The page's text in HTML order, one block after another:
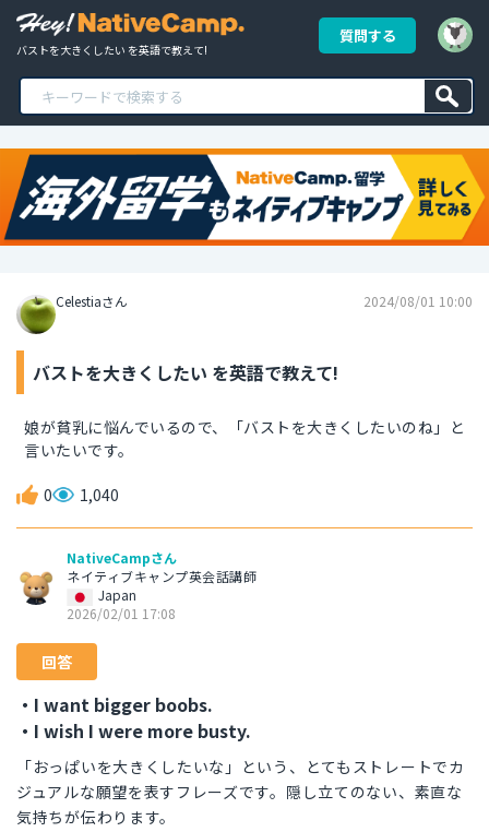
バストを大きくしたい を英語で教えて!
質問する
Celestiaさん 2024/08/01 10:00
バストを大きくしたい を英語で教えて!
娘が貧乳に悩んでいるので、「バストを大きくしたいのね」と
言いたいです。
0 1,040
NativeCampさん
ネイティブキャンプ英会話講師
Japan
2026/02/01 17:08
回答
・I want bigger boobs.
・I wish I were more busty.
「おっぱいを大きくしたいな」という、とてもストレートでカ
ジュアルな願望を表すフレーズです。隠し立てのない、素直な
気持ちが伝わります。